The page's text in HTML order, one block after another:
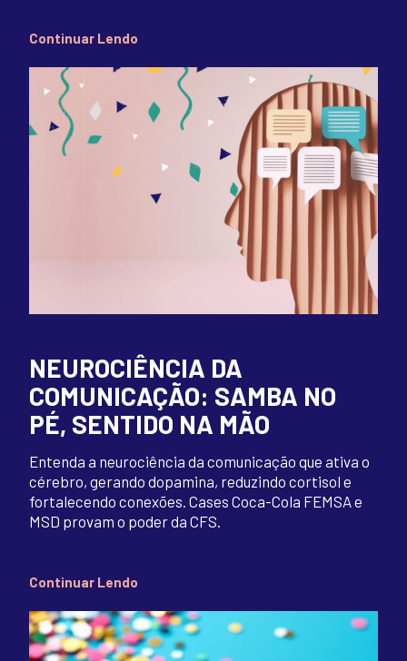
Continuar Lendo
NEUROCIÊNCIA DA
COMUNICAÇÃO: SAMBA NO
PÉ, SENTIDO NA MÃO
Entenda a neurociência da comunicação que ativa o
cérebro, gerando dopamina, reduzindo cortisol e
fortalecendo conexões. Cases Coca-Cola FEMSA e
MSD provam o poder da CFS.
Continuar Lendo